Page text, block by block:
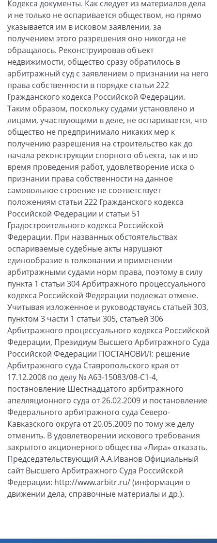
Кодекса документы. Как следует из материалов дела
и не только не оспаривается обществом, но прямо
указывается им в исковом заявлении, за
получением этого разрешения оно никогда не
обращалось. Реконструировав объект
недвижимости, общество сразу обратилось в
арбитражный суд с заявлением о признании на него
права собственности в порядке статьи 222
Гражданского кодекса Российской Федерации.
Таким образом, поскольку судами установлено и
лицами, участвующими в деле, не оспаривается, что
общество не предпринимало никаких мер к
получению разрешения на строительство как до
начала реконструкции спорного объекта, так и во
время проведения работ, удовлетворение иска о
признании права собственности на данное
самовольное строение не соответствует
положениям статьи 222 Гражданского кодекса
Российской Федерации и статьи 51
Градостроительного кодекса Российской
Федерации. При названных обстоятельствах
оспариваемые судебные акты нарушают
единообразие в толковании и применении
арбитражными судами норм права, поэтому в силу
пункта 1 статьи 304 Арбитражного процессуального
кодекса Российской Федерации подлежат отмене.
Учитывая изложенное и руководствуясь статьей 303,
пунктом 3 части 1 статьи 305, статьей 306
Арбитражного процессуального кодекса Российской
Федерации, Президиум Высшего Арбитражного Суда
Российской Федерации ПОСТАНОВИЛ: решение
Арбитражного суда Ставропольского края от
17.12.2008 по делу № А63-15083/08-С1-4,
постановление Шестнадцатого арбитражного
апелляционного суда от 26.02.2009 и постановление
Федерального арбитражного суда Северо-
Кавказского округа от 20.05.2009 по тому же делу
отменить. В удовлетворении искового требования
закрытого акционерного общества «Лира» отказать.
Председательствующий А.А.Иванов Официальный
сайт Высшего Арбитражного Суда Российской
Федерации: http://www.arbitr.ru/ (информация о
движении дела, справочные материалы и др.).